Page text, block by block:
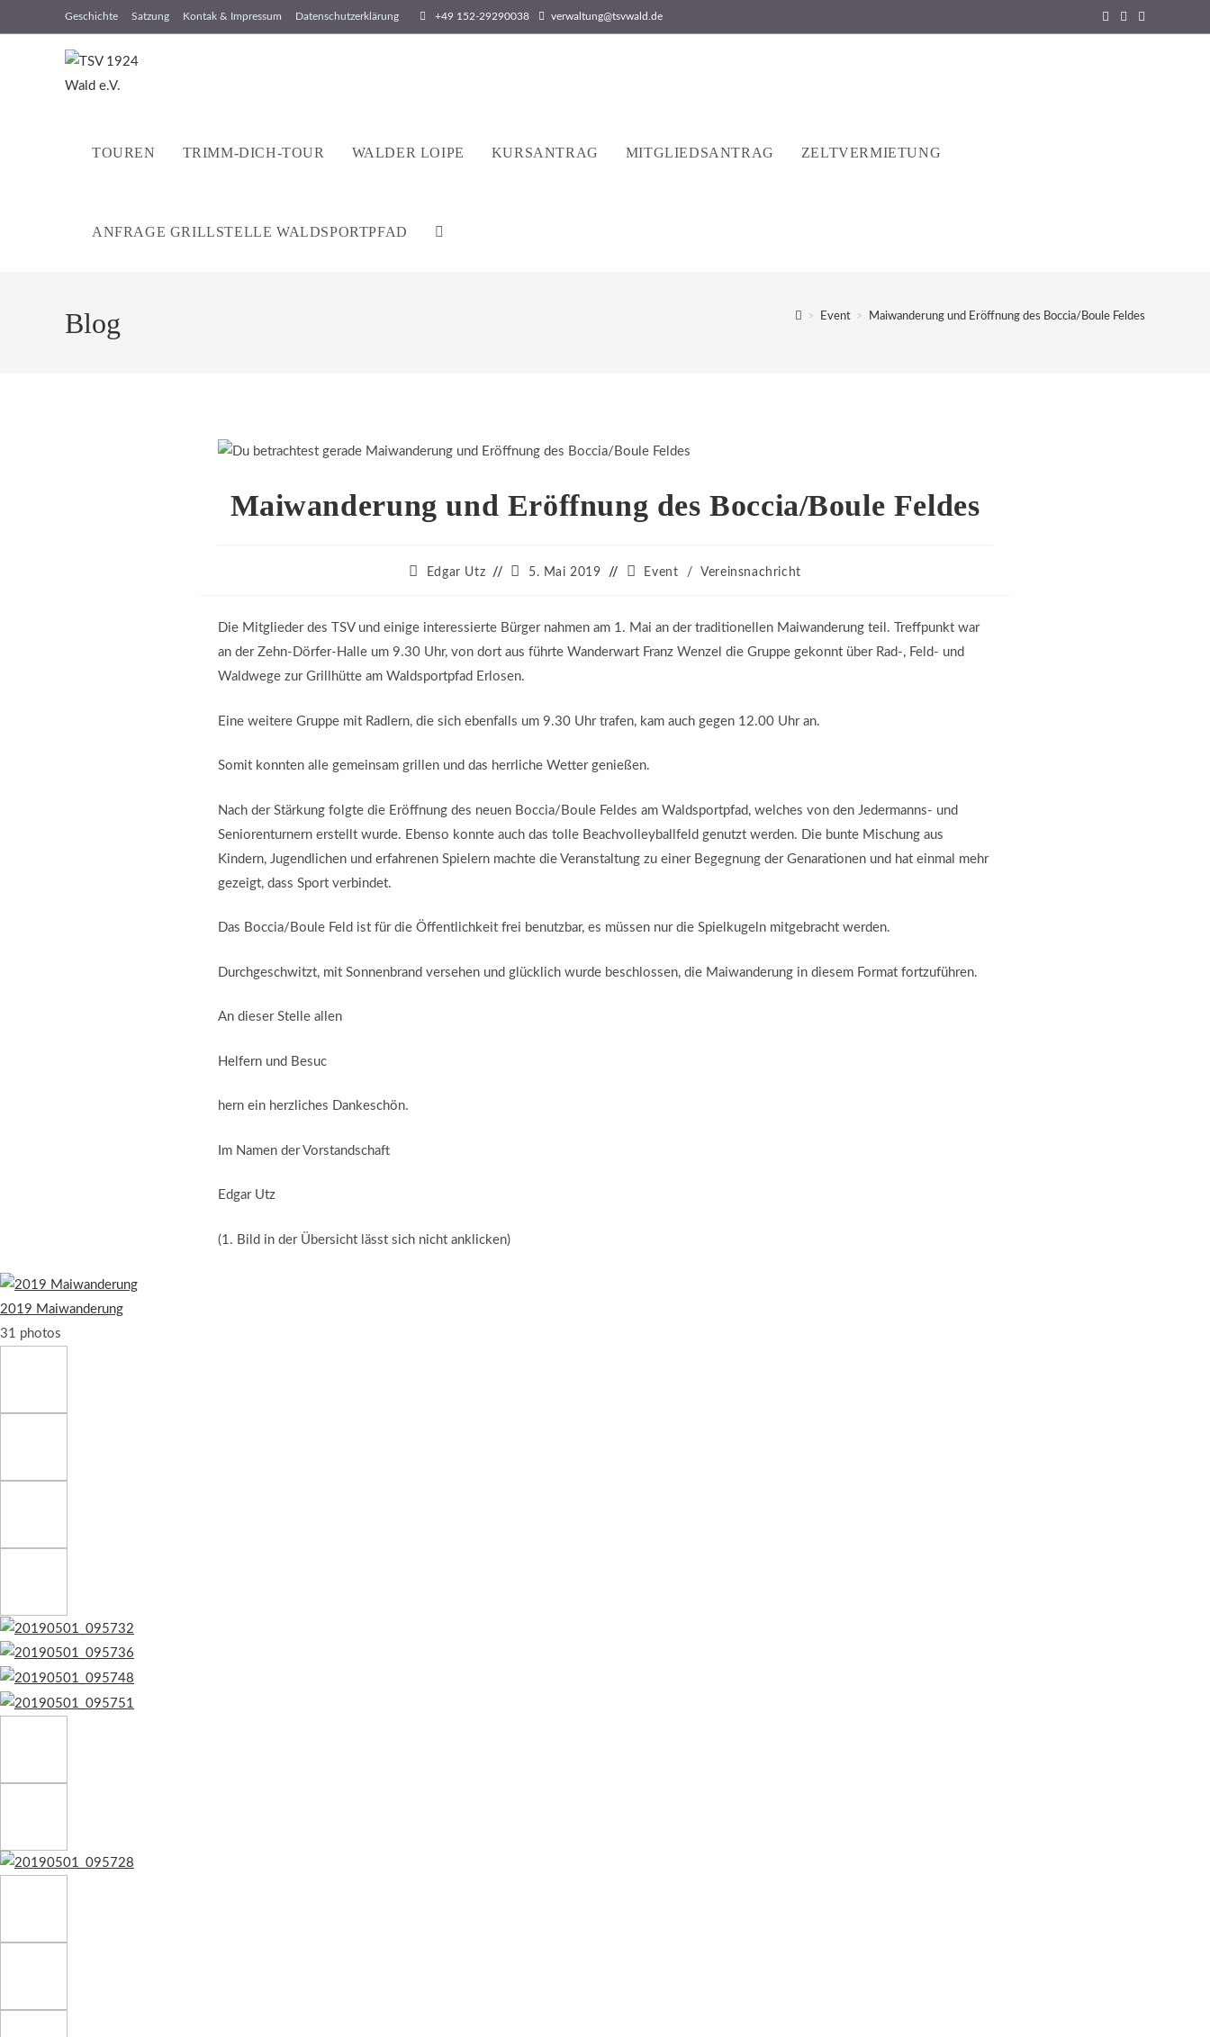
Inhalt
Geschichte Satzung Kontak & Impressum Datenschutzerklärung +49 152-29290038 verwaltung@tsvwald.de
TOUREN TRIMM-DICH-TOUR WALDER LOIPE KURSANTRAG MITGLIEDSANTRAG ZELTVERMIETUNG
ANFRAGE GRILLSTELLE WALDSPORTPFAD
Blog > Event > Maiwanderung und Eröffnung des Boccia/Boule Feldes
Maiwanderung und Eröffnung des Boccia/Boule Feldes
Beitrags-
Edgar Utz
Beitrag
5. Mai 2019
Beitrags-
Event / Vereinsnachricht
Die Mitglieder des TSV und einige interessierte Bürger nahmen am 1. Mai an der traditionellen Maiwanderung teil. Treffpunkt war
an der Zehn-Dörfer-Halle um 9.30 Uhr, von dort aus führte Wanderwart Franz Wenzel die Gruppe gekonnt über Rad-, Feld- und
Waldwege zur Grillhütte am Waldsportpfad Erlosen.
Eine weitere Gruppe mit Radlern, die sich ebenfalls um 9.30 Uhr trafen, kam auch gegen 12.00 Uhr an.
Somit konnten alle gemeinsam grillen und das herrliche Wetter genießen.
Nach der Stärkung folgte die Eröffnung des neuen Boccia/Boule Feldes am Waldsportpfad, welches von den Jedermanns- und
Seniorenturnern erstellt wurde. Ebenso konnte auch das tolle Beachvolleyballfeld genutzt werden. Die bunte Mischung aus
Kindern, Jugendlichen und erfahrenen Spielern machte die Veranstaltung zu einer Begegnung der Genarationen und hat einmal mehr
gezeigt, dass Sport verbindet.
Das Boccia/Boule Feld ist für die Öffentlichkeit frei benutzbar, es müssen nur die Spielkugeln mitgebracht werden.
Durchgeschwitzt, mit Sonnenbrand versehen und glücklich wurde beschlossen, die Maiwanderung in diesem Format fortzuführen.
An dieser Stelle allen
Helfern und Besuc
hern ein herzliches Dankeschön.
Im Namen der Vorstandschaft
Edgar Utz
(1. Bild in der Übersicht lässt sich nicht anklicken)
2019 Maiwanderung
31 photos